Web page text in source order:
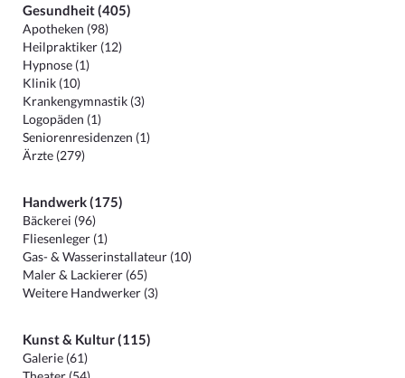
Gesundheit (405)
Apotheken (98)
Heilpraktiker (12)
Hypnose (1)
Klinik (10)
Krankengymnastik (3)
Logopäden (1)
Seniorenresidenzen (1)
Ärzte (279)
Handwerk (175)
Bäckerei (96)
Fliesenleger (1)
Gas- & Wasserinstallateur (10)
Maler & Lackierer (65)
Weitere Handwerker (3)
Kunst & Kultur (115)
Galerie (61)